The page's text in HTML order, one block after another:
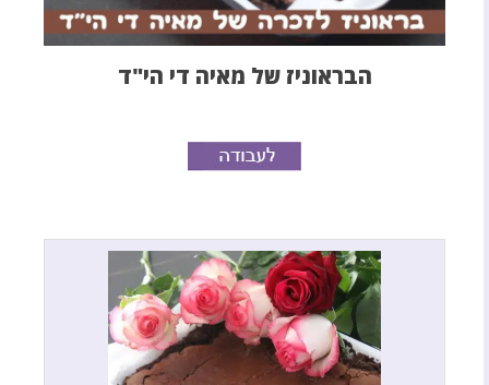
הבראוניז של מאיה די הי"ד